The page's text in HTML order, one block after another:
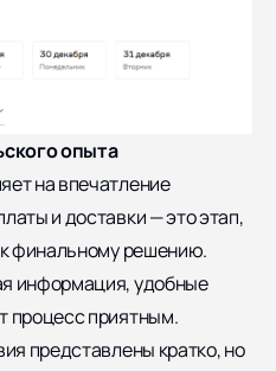
опыта
на впечатление
и доставки — это этап,
финальному решению.
информация, удобные
процесс приятным.
представлены кратко, но